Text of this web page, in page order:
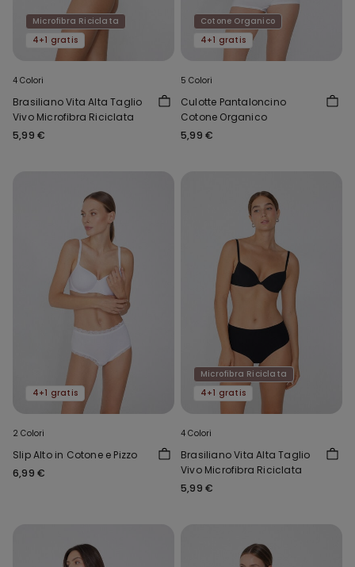
Microfibra Riciclata
4+1 gratis
4 Colori
Brasiliano Vita Alta Taglio
Vivo Microfibra Riciclata
5,99 €
Cotone Organico
4+1 gratis
5 Colori
Culotte Pantaloncino
Cotone Organico
5,99 €
4+1 gratis
2 Colori
Slip Alto in Cotone e Pizzo
6,99 €
Microfibra Riciclata
4+1 gratis
4 Colori
Brasiliano Vita Alta Taglio
Vivo Microfibra Riciclata
5,99 €